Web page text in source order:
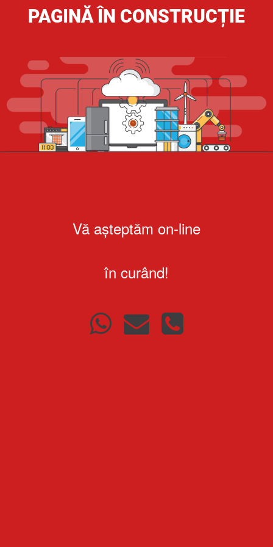
PAGINĂ ÎN CONSTRUCȚIE
Vă așteptăm on-line
în curând!